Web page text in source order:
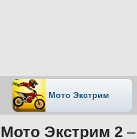
Мото Экстрим
Мото Экстрим 2